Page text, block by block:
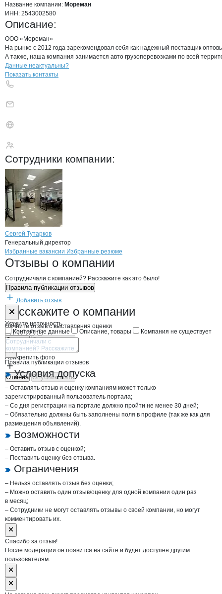
Название компании: Мореман
ИНН: 2543002580
Описание:
ООО «Мореман»
На рынке с 2012 года зарекомендовал себя как надежный поставщик
А также, наша компания занимается авто грузоперевозками по всей
Контактыкомпании
+7(800)000-00-..
Данные неактуальны?
Показать контакты
Сотрудники компании:
Сергей Тутарков
Генеральный директор
Брендыкомпани Мореман
Вакансии вМореман
Избранные вакансии Избранные резюме
Новости oМореман, ООО
Отзывы о компании
Сотрудничали с компанией? Расскажите как это было!
Правила публикации отзывов
Добавить отзыв
Расскажите о компании
Начните отзыв с выставления оценки
Прикрепить фото
Отмена Опубликовать
Форма обратной связи о неточностях
Укажите неточность
Контактные данные
Описание, товары Компания не существует
Отмена Опубликовать
Правила публикации отзывов
Условия допуска
– Оставлять отзыв и оценку компаниям может только
зарегистрированный пользователь портала;
– Со дня регистрации на портале должно пройти не менее 30 дней;
– Обязательно должны быть заполнены поля в профиле (так же как для
размещения объявлений).
Возможности
– Оставить отзыв с оценкой;
– Поставить оценку без отзыва.
Ограничения
– Нельзя оставлять отзыв без оценки;
– Можно оставить один отзыв/оценку для одной компании один раз
в месяц;
– Сотрудники не могут оставлять отзывы о своей компании, но могут
комментировать их.
Спасибо за отзыв!
После модерации он появится на сайте и будет доступен другим
пользователям.